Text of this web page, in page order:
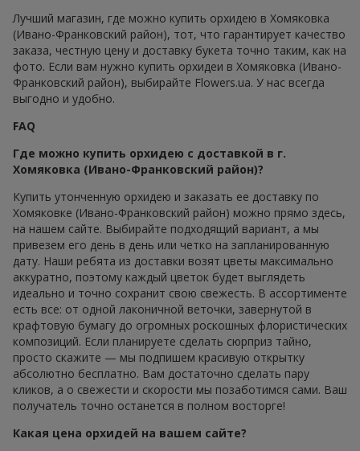
Лучший магазин, где можно купить орхидею в Хомяковка
(Ивано-Франковский район), тот, что гарантирует качество
заказа, честную цену и доставку букета точно таким, как на
фото. Если вам нужно купить орхидеи в Хомяковка (Ивано-
Франковский район), выбирайте Flowers.ua. У нас всегда
выгодно и удобно.
FAQ
Где можно купить орхидею с доставкой в г.
Хомяковка (Ивано-Франковский район)?
Купить утонченную орхидею и заказать ее доставку по
Хомяковке (Ивано-Франковский район) можно прямо здесь,
на нашем сайте. Выбирайте подходящий вариант, а мы
привезем его день в день или четко на запланированную
дату. Наши ребята из доставки возят цветы максимально
аккуратно, поэтому каждый цветок будет выглядеть
идеально и точно сохранит свою свежесть. В ассортименте
есть все: от одной лаконичной веточки, завернутой в
крафтовую бумагу до огромных роскошных флористических
композиций. Если планируете сделать сюрприз тайно,
просто скажите — мы подпишем красивую открытку
абсолютно бесплатно. Вам достаточно сделать пару
кликов, а о свежести и скорости мы позаботимся сами. Ваш
получатель точно останется в полном восторге!
Какая цена орхидей на вашем сайте?